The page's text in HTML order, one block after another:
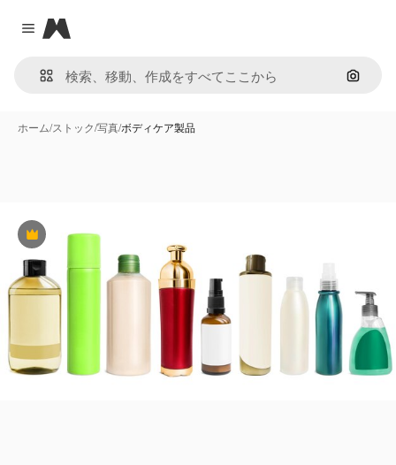
Close menu
Magnific
画像で
ホーム/ストック/写真/ボディケア製品
Premium